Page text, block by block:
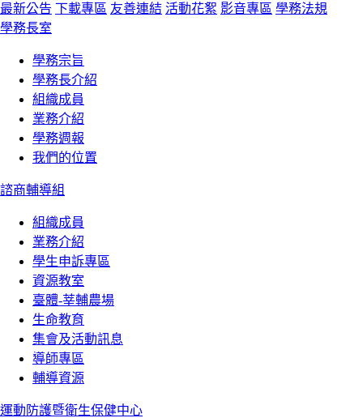
最新公告 下載專區 友善連結 活動花絮 影音專區 學務法規
學務長室
學務宗旨
學務長介紹
組織成員
業務介紹
學務週報
我們的位置
諮商輔導組
組織成員
業務介紹
學生申訴專區
資源教室
臺體-莘輔農場
生命教育
集會及活動訊息
導師專區
輔導資源
運動防護暨衛生保健中心